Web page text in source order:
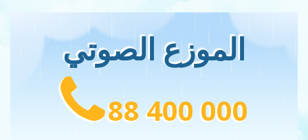
الموزع الصوتي
88 400 000